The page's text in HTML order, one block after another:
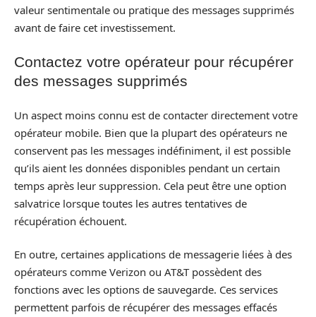
valeur sentimentale ou pratique des messages supprimés
avant de faire cet investissement.
Contactez votre opérateur pour récupérer
des messages supprimés
Un aspect moins connu est de contacter directement votre
opérateur mobile. Bien que la plupart des opérateurs ne
conservent pas les messages indéfiniment, il est possible
qu’ils aient les données disponibles pendant un certain
temps après leur suppression. Cela peut être une option
salvatrice lorsque toutes les autres tentatives de
récupération échouent.
En outre, certaines applications de messagerie liées à des
opérateurs comme Verizon ou AT&T possèdent des
fonctions avec les options de sauvegarde. Ces services
permettent parfois de récupérer des messages effacés